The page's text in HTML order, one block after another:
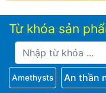
Từ khóa sản
Amethysts An thần